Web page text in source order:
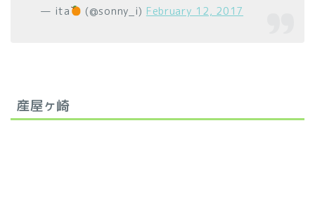
— ita (@sonny_i) February 12, 2017
産屋ヶ崎